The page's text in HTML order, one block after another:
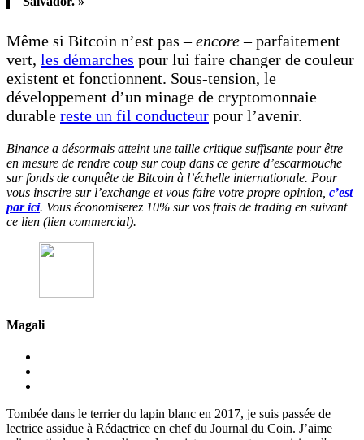
Même si Bitcoin n’est pas –encore– parfaitement
vert, les démarches pour lui faire changer de couleur
existent et fonctionnent. Sous-tension, le
développement d’un minage de cryptomonnaie
durable reste un fil conducteur pour l’avenir.
Binance a désormais atteint une taille critique suffisante pour être
en mesure de rendre coup sur coup dans ce genre d’escarmouche
sur fonds de conquête de Bitcoin à l’échelle internationale. Pour
vous inscrire sur l’exchange et vous faire votre propre opinion, c’est
par ici. Vous économiserez 10% sur vos frais de trading en suivant
ce lien (lien commercial).
Magali
Tombée dans le terrier du lapin blanc en 2017, je suis passée de
lectrice assidue à Rédactrice en chef du Journal du Coin. J’aime